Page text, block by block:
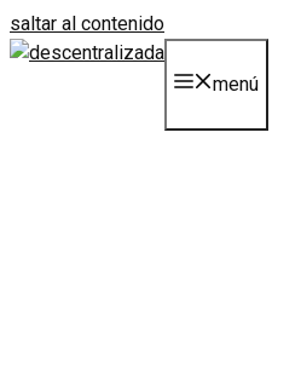
saltar al contenido
menú